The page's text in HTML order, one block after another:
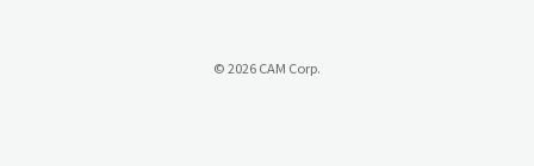
© 2026 CAM Corp.